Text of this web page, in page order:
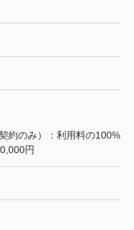
約のみ）：利用料の100%
円